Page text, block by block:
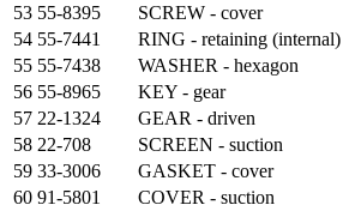
53 55-8395 SCREW - cover
54 55-7441 RING - retaining (internal)
55 55-7438 WASHER - hexagon
56 55-8965 KEY - gear
57 22-1324 GEAR - driven
58 22-708 SCREEN - suction
59 33-3006 GASKET - cover
60 91-5801 COVER - suction